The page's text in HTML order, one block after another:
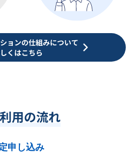
ョンの仕組みについて
くはこちら
用の流れ
申し込み